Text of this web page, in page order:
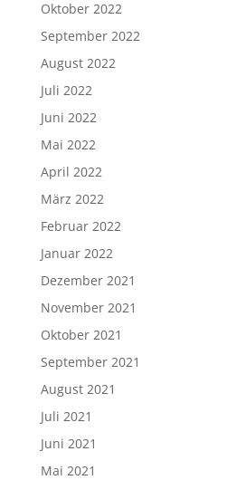
Oktober 2022
September 2022
August 2022
Juli 2022
Juni 2022
Mai 2022
April 2022
März 2022
Februar 2022
Januar 2022
Dezember 2021
November 2021
Oktober 2021
September 2021
August 2021
Juli 2021
Juni 2021
Mai 2021